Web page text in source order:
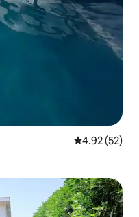
從 52 則評價
4.92 (52)